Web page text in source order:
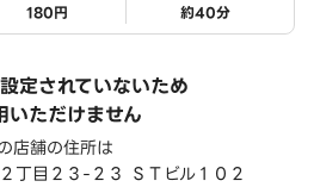
180円 約40分
定されていないため
いただけません
店舗の住所は
丁目２３-２３ ＳＴビル１０２